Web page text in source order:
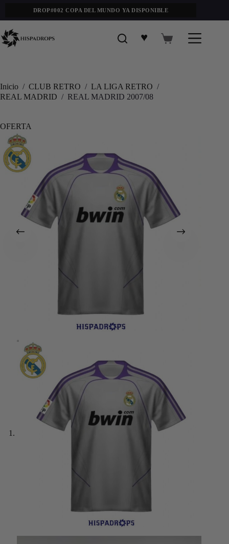
DROP#002 COPA DEL MUNDO YA DISPONIBLE
♥
Inicio / CLUB RETRO / LA LIGA RETRO /
REAL MADRID / REAL MADRID 2007/08
OFERTA